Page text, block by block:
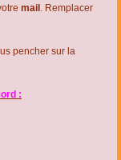
mail . Remplacer
pencher sur la
: